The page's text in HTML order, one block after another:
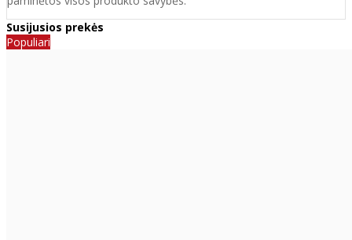
Susijusios prekės
Populiari